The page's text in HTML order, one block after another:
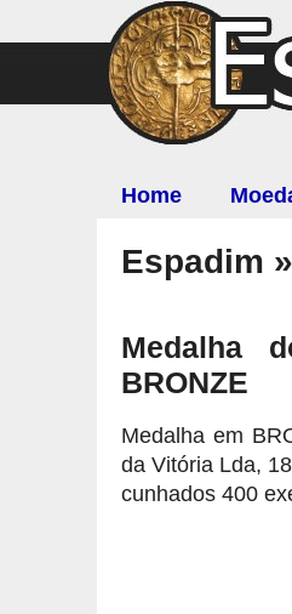
Home
Espadim
Medalha
BRONZE
Medalha em
da Vitória Lda,
cunhados 400